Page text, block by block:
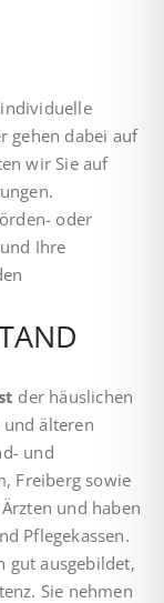
gehen dabei auf
wir Sie auf
oder
Ihre
der häuslichen
älteren
und
Freiberg sowie
und haben
Pflegekassen.
gut ausgebildet,
Sie nehmen